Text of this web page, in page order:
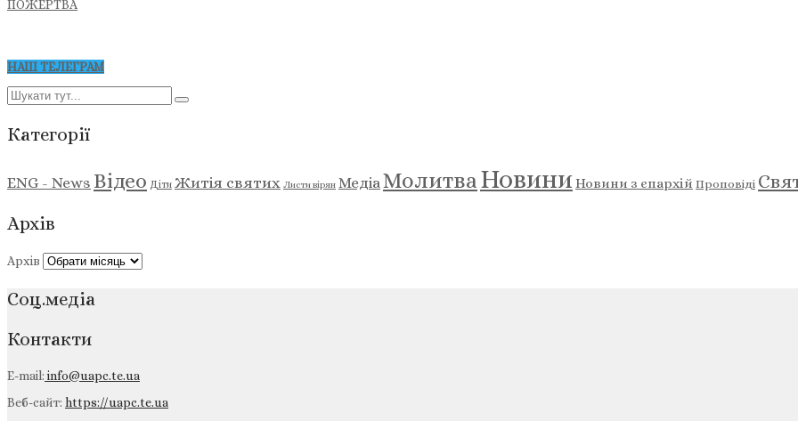
ПОЖЕРТВА
НАШ ТЕЛЕГРАМ
Категорії
ENG - News Відео Діти Житія святих Листи вірян МедіаМолитваНовини Новини з єпархій Проповіді
Архів
Архів
Соц.медіа
Контакти
E-mail:info@uapc.te.ua
Веб-сайт: https://uapc.te.ua